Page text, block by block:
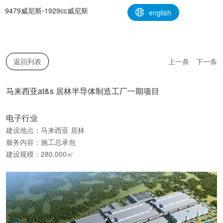
马来西亚at&s 居林半导体制造工厂一期项目-9479威尼斯
9479威尼斯-1929cc威尼斯 english
返回列表 上一条 下一条
马来西亚at&s 居林半导体制造工厂一期项目
电子行业
建设地点：马来西亚 居林
服务内容：施工总承包
建设规模：280,000㎡